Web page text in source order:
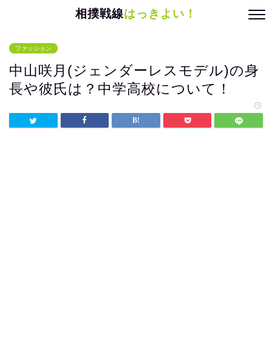
相撲戦線はっきよい！
ファッション
中山咲月(ジェンダーレスモデル)の身
長や彼氏は？中学高校について！